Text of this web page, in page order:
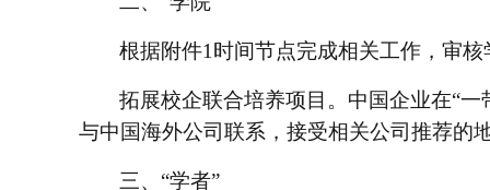
根据附件1时间节点完成相关工作，审
拓展校企联合培养项目。中国企业在“一
与中国海外公司联系，接受相关公司推荐的
三、 “学者”